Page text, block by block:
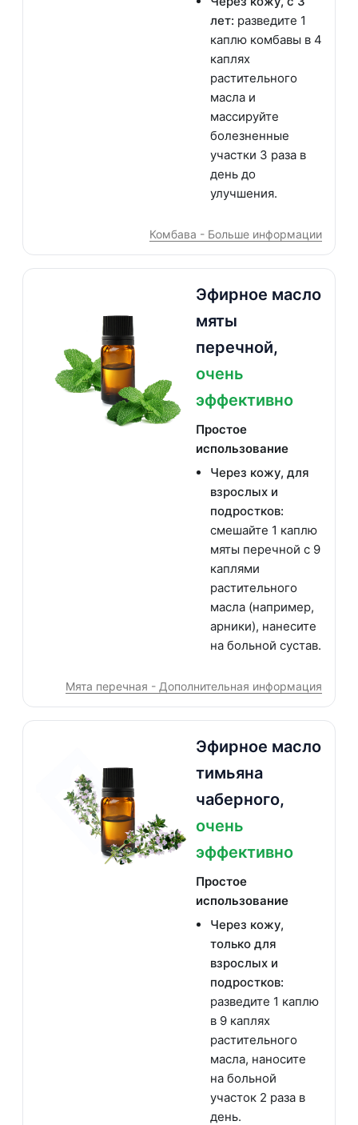
лет: разведите 1
каплю комбавы в 4
каплях
растительного
масла и
массируйте
болезненные
участки 3 раза в
день до
улучшения.
Комбава - Больше информации
Эфирное масло
мяты
перечной,
очень
эффективно
Простое
использование
Через кожу, для
взрослых и
подростков:
смешайте 1 каплю
мяты перечной с 9
каплями
растительного
масла (например,
арники), нанесите
на больной сустав.
Мята перечная - Дополнительная информация
Эфирное масло
тимьяна
чаберного,
очень
эффективно
Простое
использование
Через кожу,
только для
взрослых и
подростков:
разведите 1 каплю
в 9 каплях
растительного
масла, наносите
на больной
участок 2 раза в
день.